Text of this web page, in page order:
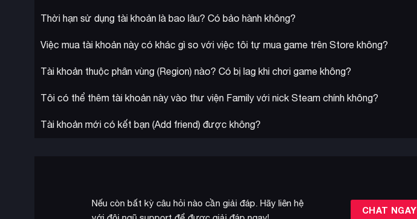
Thời hạn sử dụng tài khoản là bao lâu? Có bảo hành không?
Việc mua tài khoản này có khác gì so với việc tôi tự mua game trên Store không?
Tài khoản thuộc phân vùng (Region) nào? Có bị lag khi chơi game không?
Tôi có thể thêm tài khoản này vào thư viện Family với nick Steam chính không?
Tài khoản mới có kết bạn (Add friend) được không?
Nếu còn bất kỳ câu hỏi nào cần giải đáp. Hãy liên hệ
CHAT NGAY